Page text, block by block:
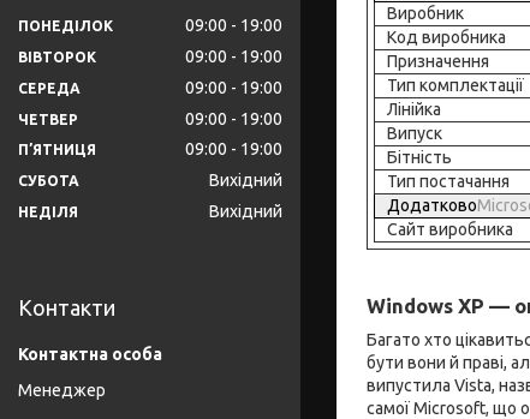
Виробник
Код виробника
Призначення
Тип комплектації
Лінійка
Випуск
Бітність
Тип постачання
Додатково
Сайт виробника
Windows XP —
Багато хто
бути вони й праві,
випустила Vista,
самої Microsoft, що
ПОНЕДІЛОК 09:00 19:00
ВІВТОРОК 09:00 19:00
СЕРЕДА 09:00 19:00
ЧЕТВЕР 09:00 19:00
ПʼЯТНИЦЯ 09:00 19:00
СУБОТА Вихідний
НЕДІЛЯ Вихідний
Контакти
Менеджер